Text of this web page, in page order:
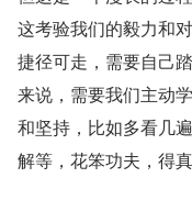
这考验我们的毅力和
捷径可走，需要自己
来说，需要我们主动
和坚持，比如多看几
解等，花笨功夫，得真